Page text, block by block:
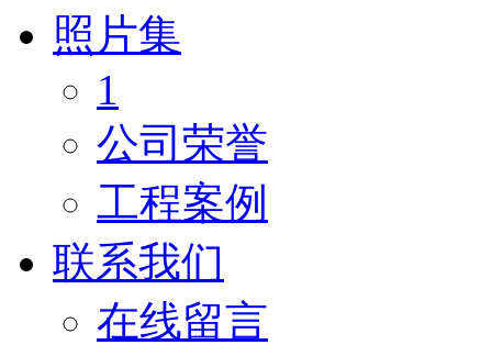
照片集
1
公司荣誉
工程案例
联系我们
在线留言